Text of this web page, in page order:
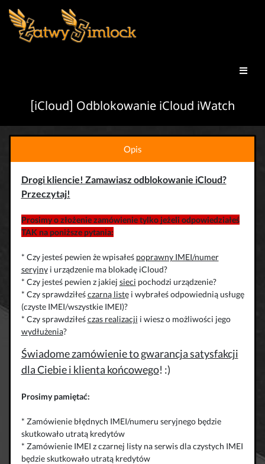
[iCloud] Odblokowanie iCloud iWatch
Opis
Drogi kliencie! Zamawiasz odblokowanie iCloud?
Przeczytaj!
Prosimy o złożenie zamówienie tylko jeżeli odpowiedziałeś
TAK na poniższe pytania:
* Czy jesteś pewien że wpisałeś poprawny IMEI/numer
seryjnyi urządzenie ma blokadę iCloud?
* Czy jesteś pewien z jakiej sieci pochodzi urządzenie?
* Czy sprawdziłeśczarną listęi wybrałeś odpowiednią usługę
(czyste IMEI/wszystkie IMEI)?
* Czy sprawdziłeśczas realizacji i wiesz o możliwości jego
wydłużenia?
Świadome zamówienie to gwarancja satysfakcji
dla Ciebie i klienta końcowego! :)
Prosimy pamiętać:
* Zamówienie błędnych IMEI/numeru seryjnego będzie
skutkowało utratą kredytów
* Zamówienie IMEI z czarnej listy na serwis dla czystych IMEI
będzie skutkowało utratą kredytów